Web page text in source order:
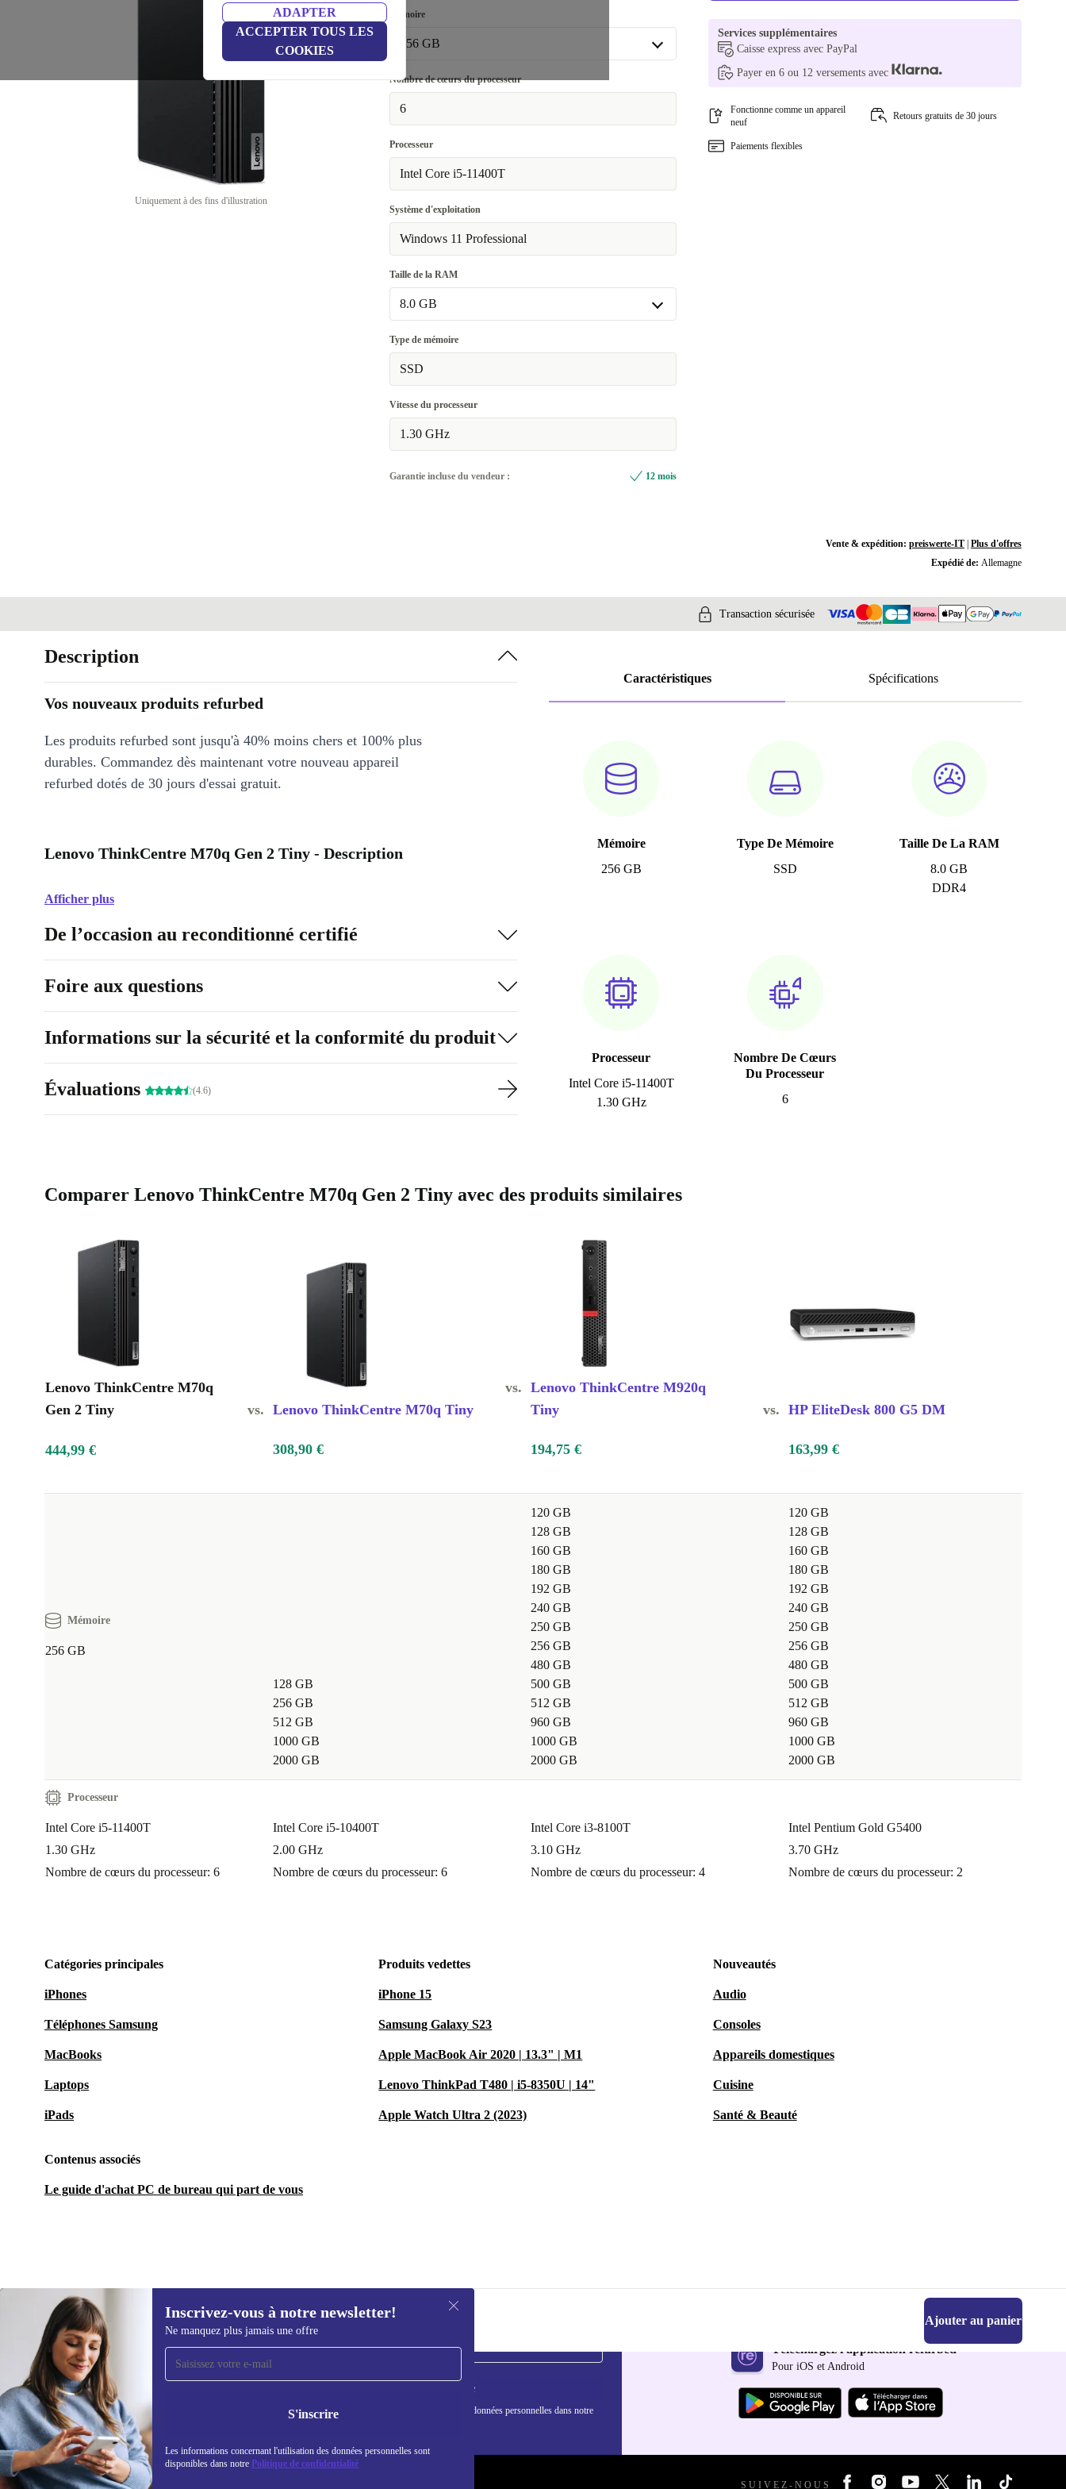
ADAPTER
ACCEPTER TOUS LES
COOKIES
Uniquement à des fins d'illustration
Mémoire
256 GB
256 GB
512 GB +63,91 €
Nombre de cœurs du processeur
6
Processeur
Intel Core i5-11400T
Système d'exploitation
Windows 11 Professional
Taille de la RAM
8.0 GB
8.0 GB
16.0 GB +33,91 €
Type de mémoire
SSD
Vitesse du processeur
1.30 GHz
Garantie incluse du vendeur : 12 mois
Services supplémentaires
Caisse express avec PayPal
Payer en 6 ou 12 versements avec
Fonctionne comme un appareil
neuf
Retours gratuits de 30 jours
Paiements flexibles
Vente & expédition: preiswerte-IT| Plus d'offres
Expédié de: Allemagne
Transaction sécurisée
Caractéristiques Spécifications
Mémoire
256 GB
Type De Mémoire
SSD
Taille De La RAM
8.0 GB
DDR4
Processeur
Intel Core i5-11400T
1.30 GHz
Nombre De Cœurs
Du Processeur
6
Description
Vos nouveaux produits refurbed
Les produits refurbed sont jusqu'à 40% moins chers et 100% plus
durables. Commandez dès maintenant votre nouveau appareil
refurbed dotés de 30 jours d'essai gratuit.
Lenovo ThinkCentre M70q Gen 2 Tiny - Description
Afficher plus
De l’occasion au reconditionné certifié
Foire aux questions
Informations sur la sécurité et la conformité du produit
Évaluations (4.6)
Comparer Lenovo ThinkCentre M70q Gen 2 Tiny avec des produits similaires
Lenovo ThinkCentre M70q
Gen 2 Tiny
vs. Lenovo ThinkCentre M70q Tiny
vs. Lenovo ThinkCentre M920q
Tiny
vs. HP EliteDesk 800 G5 DM
444,99 € 308,90 € 194,75 € 163,99 €
Mémoire
256 GB
128 GB
256 GB
512 GB
1000 GB
2000 GB
120 GB
128 GB
160 GB
180 GB
192 GB
240 GB
250 GB
256 GB
480 GB
500 GB
512 GB
960 GB
1000 GB
2000 GB
120 GB
128 GB
160 GB
180 GB
192 GB
240 GB
250 GB
256 GB
480 GB
500 GB
512 GB
960 GB
1000 GB
2000 GB
Processeur
Intel Core i5-11400T
1.30 GHz
Nombre de cœurs du processeur: 6
Intel Core i5-10400T
2.00 GHz
Nombre de cœurs du processeur: 6
Intel Core i3-8100T
3.10 GHz
Nombre de cœurs du processeur: 4
Intel Pentium Gold G5400
3.70 GHz
Nombre de cœurs du processeur: 2
Catégories principales
iPhones
Téléphones Samsung
MacBooks
Laptops
iPads
Produits vedettes
iPhone 15
Samsung Galaxy S23
Apple MacBook Air 2020 | 13.3" | M1
Lenovo ThinkPad T480 | i5-8350U | 14"
Apple Watch Ultra 2 (2023)
Nouveautés
Audio
Consoles
Appareils domestiques
Cuisine
Santé & Beauté
Contenus associés
Le guide d'achat PC de bureau qui part de vous
444,99 € Ajouter au panier
Inscrivez-vous à notre newsletter!
Ne manquez plus jamais une offre
S'inscrire
Les informations concernant l'utilisation des données personnelles sont
disponibles dans notre Politique de confidentialité
Recevoir offres et infos de
refurbed par mail
Ne manquez plus aucune offre.
S'inscrire
Retrouvez les informations sur l'utilisation des données personnelles dans notre
Téléchargez l'application refurbed
Pour iOS et Android
REFURBED FRANCE - RETHINK NEW. SUIVEZ-NOUS